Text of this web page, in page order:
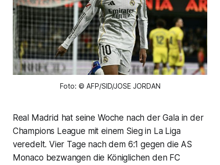
Foto: © AFP/SID/JOSE JORDAN
Real Madrid hat seine Woche nach der Gala in der
Champions League mit einem Sieg in La Liga
veredelt. Vier Tage nach dem 6:1 gegen die AS
Monaco bezwangen die Königlichen den FC